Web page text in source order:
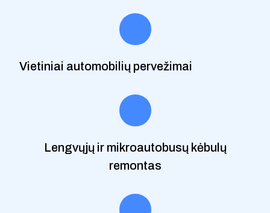
Vietiniai automobilių pervežimai
Lengvųjų ir mikroautobusų kėbulų
remontas